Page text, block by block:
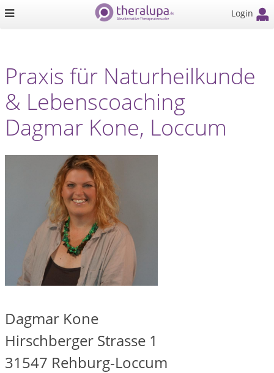
Login
Praxis für Naturheilkunde
& Lebenscoaching
Dagmar Kone, Loccum
Dagmar Kone
Hirschberger Strasse 1
31547 Rehburg-Loccum